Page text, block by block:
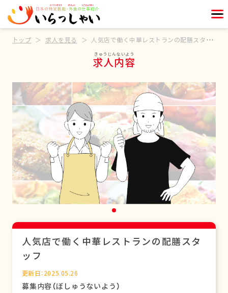
トップ 求人を見る 人気店で働く中華レストランの配膳スタッフ
求人内容
人気店で働く中華レストランの配膳スタ
ッフ
更新日：2025.05.26
募集内容（ぼしゅうないよう）